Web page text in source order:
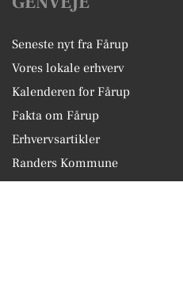
Seneste nyt fra Fårup
Vores lokale erhverv
Kalenderen for Fårup
Fakta om Fårup
Erhvervsartikler
Randers Kommune